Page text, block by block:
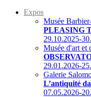
Expos
Musée
PLEASING
29.10.2025-
Musée d'art et
29.01.2026-
Galerie
L’antiquité
07.05.2026-